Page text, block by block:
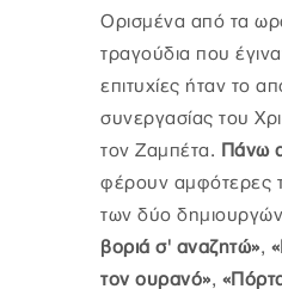
Ορισμένα από τα
τραγούδια που
επιτυχίες ήταν το
συνεργασίας του
τον Ζαμπέτα. Πάνω
φέρουν αμφότερες
των δύο
βοριά σ' αναζητώ»,
τον ουρανό»,